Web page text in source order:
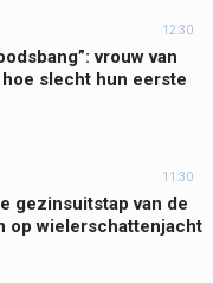
12:30
vrouw van
slecht hun eerste
11:30
gezinsuitstap van de
op wielerschattenjacht